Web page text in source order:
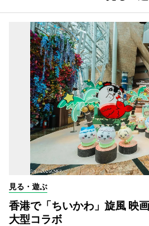
見る・遊ぶ
香港で「ちいかわ」旋風 映
大型コラボ